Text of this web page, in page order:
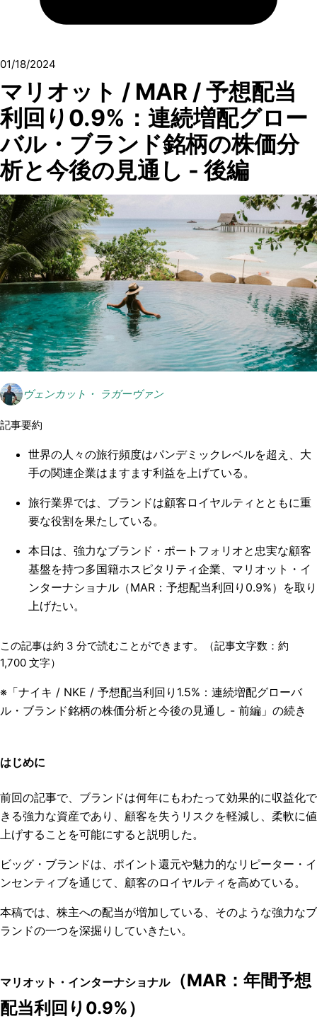
01/18/2024
マリオット / MAR / 予想配当
利回り0.9%：連続増配グロー
バル・ブランド銘柄の株価分
析と今後の見通し - 後編
ヴェンカット・ ラガーヴァン
記事要約
世界の人々の旅行頻度はパンデミックレベルを超え、大
手の関連企業はますます利益を上げている。
旅行業界では、ブランドは顧客ロイヤルティとともに重
要な役割を果たしている。
本日は、強力なブランド・ポートフォリオと忠実な顧客
基盤を持つ多国籍ホスピタリティ企業、マリオット・イ
ンターナショナル（MAR：予想配当利回り0.9%）を取り
上げたい。
この記事は約 3 分で読むことができます。（記事文字数：約
1,700 文字）
※「ナイキ / NKE / 予想配当利回り1.5%：連続増配グローバ
ル・ブランド銘柄の株価分析と今後の見通し - 前編」の続き
はじめに
前回の記事で、ブランドは何年にもわたって効果的に収益化で
きる強力な資産であり、顧客を失うリスクを軽減し、柔軟に値
上げすることを可能にすると説明した。
ビッグ・ブランドは、ポイント還元や魅力的なリピーター・イ
ンセンティブを通じて、顧客のロイヤルティを高めている。
本稿では、株主への配当が増加している、そのような強力なブ
ランドの一つを深掘りしていきたい。
マリオット・インターナショナル（MAR：年間予想
配当利回り0.9%）